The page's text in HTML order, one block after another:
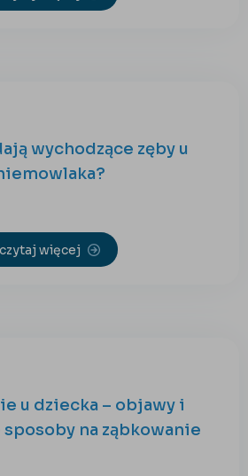
wychodzące zęby u
czytaj więcej
u dziecka – objawy i
na ząbkowanie